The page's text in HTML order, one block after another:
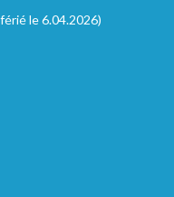
le 6.04.2026)